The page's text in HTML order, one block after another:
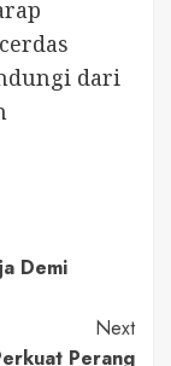
dari
Demi
Next
Perang